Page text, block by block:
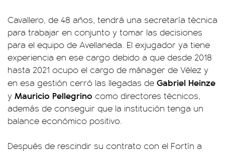
Cavallero, de 48 años, tendrá una secretaría técnica
para trabajar en conjunto y tomar las decisiones
para el equipo de Avellaneda. El exjugador ya tiene
experiencia en ese cargo debido a que desde 2018
hasta 2021 ocupo el cargo de mánager de Vélez y
en esa gestión cerró las llegadas de Gabriel Heinze
y Mauricio Pellegrino como directores técnicos,
además de conseguir que la institución tenga un
balance económico positivo.
Después de rescindir su contrato con el Fortín a